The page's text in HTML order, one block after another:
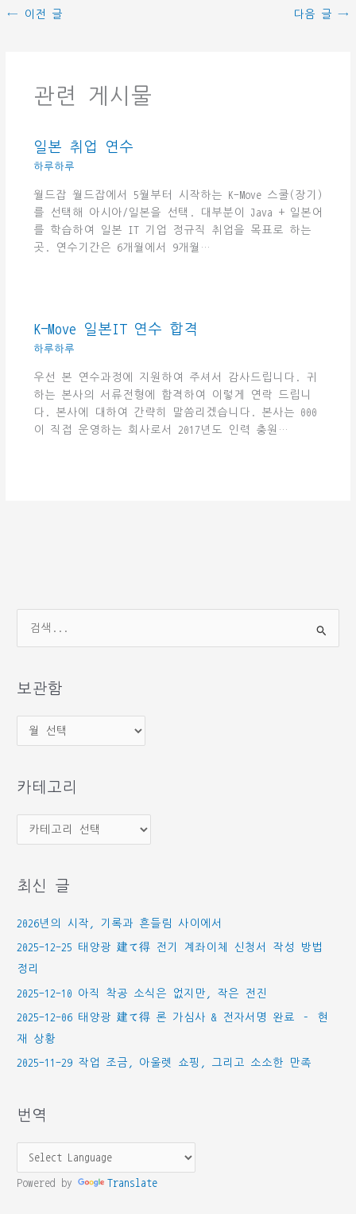
← 이전 글 다음 글 →
관련 게시물
일본 취업 연수
하루하루
월드잡 월드잡에서 5월부터 시작하는 K-Move 스쿨(장기)
를 선택해 아시아/일본을 선택. 대부분이 Java + 일본어
를 학습하여 일본 IT 기업 정규직 취업을 목표로 하는
곳. 연수기간은 6개월에서 9개월…
K-Move 일본IT 연수 합격
하루하루
우선 본 연수과정에 지원하여 주셔서 감사드립니다. 귀
하는 본사의 서류전형에 합격하여 이렇게 연락 드립니
다. 본사에 대하여 간략히 말씀리겠습니다. 본사는 000
이 직접 운영하는 회사로서 2017년도 인력 충원…
상
보관함
관
카테고리
테
리
최신 글
2026년의 시작, 기록과 흔들림 사이에서
2025-12-25 태양광 建て得 전기 계좌이체 신청서 작성 방법
정리
2025-12-10 아직 착공 소식은 없지만, 작은 전진
2025-12-06 태양광 建て得 론 가심사 & 전자서명 완료 – 현
재 상황
2025-11-29 작업 조금, 아울렛 쇼핑, 그리고 소소한 만족
번역
Powered by Translate